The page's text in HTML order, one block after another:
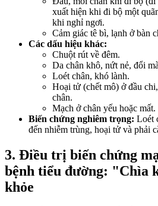
xuất hiện khi đi bộ một
khi nghỉ ngơi.
Cảm giác tê bì, lạnh ở bàn
Các dấu hiệu khác:
Chuột rút về đêm.
Da chân khô, nứt nẻ, đổi
Loét chân, khó lành.
Hoại tử (chết mô) ở đầu
chân.
Mạch ở chân yếu hoặc mất.
Biến chứng nghiêm trọng: Loét
đến nhiễm trùng, hoại tử và phải
3. Điều trị biến chứng
bệnh tiểu đường: "Chìa
khỏe